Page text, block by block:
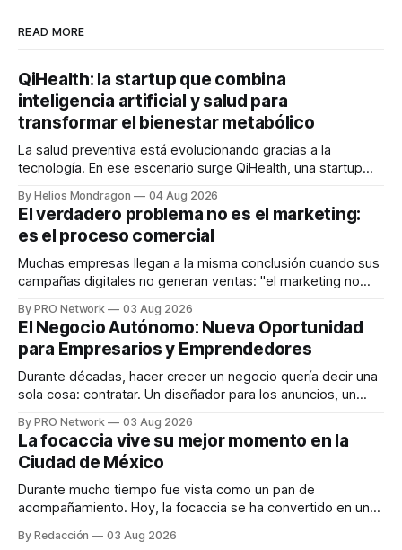
READ MORE
QiHealth: la startup que combina
inteligencia artificial y salud para
transformar el bienestar metabólico
La salud preventiva está evolucionando gracias a la
tecnología. En ese escenario surge QiHealth, una startup
dispositivos inteligentes, inteligencia artificial y monitoreo
en tiempo real para ayudar a las personas a tomar mejores
decisiones sobre su salud metabólica. Su propuesta busca
responder
By Helios Mondragon 04 Aug 2026
El verdadero problema no es el marketing:
es el proceso comercial
Muchas empresas llegan a la misma conclusión cuando sus
campañas digitales no generan ventas: "el marketing no
INTERIUS, el problema suele estar en otro lugar. Durante
una entrevista para el podcast SER PRO, el especialista en
marketing digital explicó que
By PRO Network 03 Aug 2026
El Negocio Autónomo: Nueva Oportunidad
para Empresarios y Emprendedores
Durante décadas, hacer crecer un negocio quería decir una
sola cosa: contratar. Un diseñador para los anuncios, un
para los textos, alguien que supiera de publicidad digital
para encontrar prospectos, un vendedor para atender
llamadas y mensajes, y —con suerte— una persona
By PRO Network 03 Aug 2026
La focaccia vive su mejor momento en la
Ciudad de México
Durante mucho tiempo fue vista como un pan de
acompañamiento. Hoy, la focaccia se ha convertido en uno
artesanal, ingredientes de calidad y experiencias que
By Redacción 03 Aug 2026